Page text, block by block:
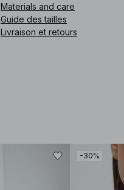
Materials and care
Guide des tailles
Livraison et retours
-30%